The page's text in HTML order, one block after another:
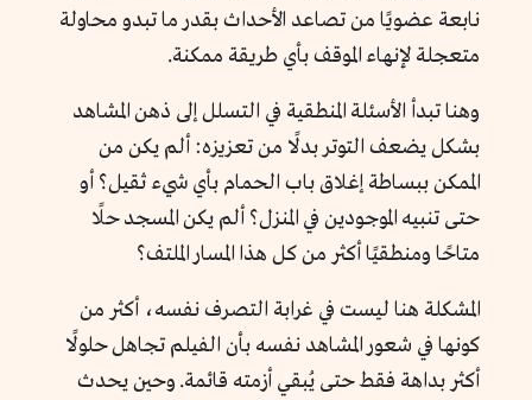
نابعة عضويًا من تصاعد الأحداث بقدر ما تبدو محاولة
متعجلة لإنهاء الموقف بأي طريقة ممكنة.
وهنا تبدأ الأسئلة المنطقية في التسلل إلى ذهن المشاهد
بشكل يضعف التوتر بدلًا من تعزيزه: ألم يكن من
الممكن ببساطة إغلاق باب الحمام بأي شيء ثقيل؟ أو
حتى تنبيه الموجودين في المنزل؟ ألم يكن المسجد حلًا
متاحًا ومنطقيًا أكثر من كل هذا المسار الملتف؟
المشكلة هنا ليست في غرابة التصرف نفسه، أكثر من
كونها في شعور المشاهد نفسه بأن الفيلم تجاهل حلولًا
أكثر بداهة فقط حتى يُبقي أزمته قائمة. وحين يحدث